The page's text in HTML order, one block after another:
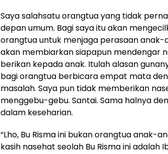
Saya salahsatu orangtua yang tidak
depan umum. Bagi saya itu akan
orangtua untuk menjaga perasaan anak-
akan membiarkan siapapun mendengar
berikan kepada anak. Itulah alasan
bagi orangtua berbicara empat mata
masalah. Saya pun tidak memberikan
menggebu-gebu. Santai. Sama halnya
dalam keseharian.
“Lho, Bu Risma ini bukan orangtua anak-
kasih nasehat seolah Bu Risma ini adalah